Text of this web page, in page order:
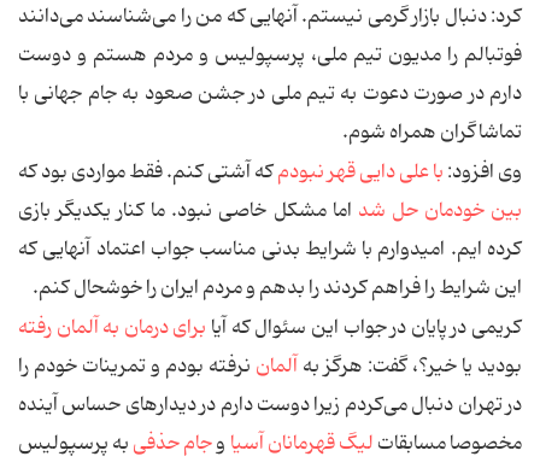
کرد: دنبال بازار گرمی نیستم. آنهایی كه من را می‌شناسند می‌دانند
فوتبالم را مدیون تیم ملی، پرسپولیس و مردم هستم و دوست
دارم در صورت دعوت به تیم ملی در جشن صعود به جام جهانی با
تماشاگران همراه شوم.
وی افزود:با علی دایی قهر نبودمكه آشتی كنم. فقط مواردی بود كه
بین خودمان حل شد اما مشكل خاصی نبود. ما كنار یكدیگر بازی
كرده ایم. امیدوارم با شرایط بدنی مناسب جواب اعتماد آنهایی كه
این شرایط را فراهم كردند را بدهم و مردم ایران را خوشحال كنم.
کریمی در پایان در جواب این سئوال كه آیا برای درمان به آلمان رفته
بودید یا خیر؟، گفت: هرگز به آلمان نرفته بودم و تمرینات خودم را
در تهران دنبال می‌كردم زیرا دوست دارم در دیدارهای حساس آینده
مخصوصا مسابقاتلیگ قهرمانان آسیا وجام حذفیبه پرسپولیس